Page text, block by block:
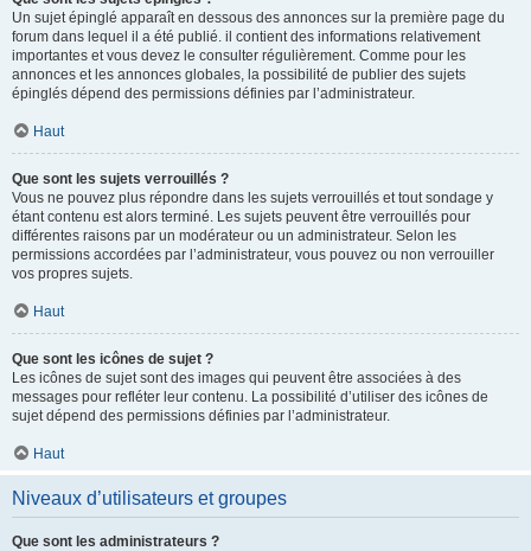
Un sujet épinglé apparaît en dessous des annonces sur la première page du
forum dans lequel il a été publié. il contient des informations relativement
importantes et vous devez le consulter régulièrement. Comme pour les
annonces et les annonces globales, la possibilité de publier des sujets
épinglés dépend des permissions définies par l’administrateur.
Haut
Que sont les sujets verrouillés ?
Vous ne pouvez plus répondre dans les sujets verrouillés et tout sondage y
étant contenu est alors terminé. Les sujets peuvent être verrouillés pour
différentes raisons par un modérateur ou un administrateur. Selon les
permissions accordées par l’administrateur, vous pouvez ou non verrouiller
vos propres sujets.
Haut
Que sont les icônes de sujet ?
Les icônes de sujet sont des images qui peuvent être associées à des
messages pour refléter leur contenu. La possibilité d’utiliser des icônes de
sujet dépend des permissions définies par l’administrateur.
Haut
Niveaux d’utilisateurs et groupes
Que sont les administrateurs ?